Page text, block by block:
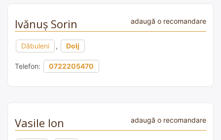
Ivănuş Sorin adaugă o recomandare
Dăbuleni , Dolj
Telefon: 0722205470
Vasile Ion adaugă o recomandare